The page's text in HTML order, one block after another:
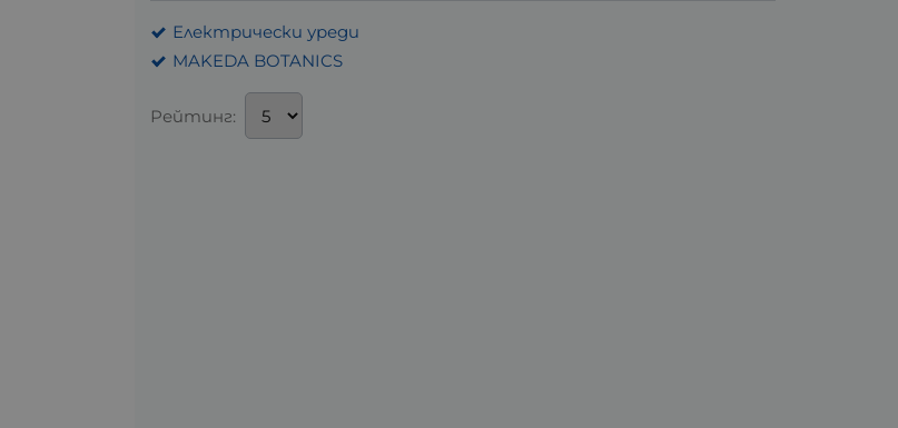
Електрически уреди
MAKEDA BOTANICS
Рейтинг: